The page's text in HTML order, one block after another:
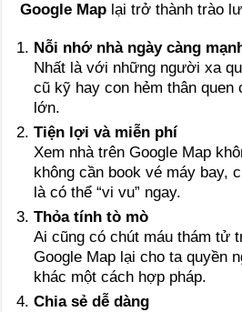
Google Map lại trở thành trào
Nỗi nhớ nhà ngày càng
Nhất là với những người xa
cũ kỹ hay con hẻm thân
lớn.
Tiện lợi và miễn phí
Xem nhà trên Google Map
không cần book vé máy bay,
là có thể “vi vu” ngay.
Thỏa tính tò mò
Ai cũng có chút máu thám tử
Google Map lại cho ta quyền
khác một cách hợp pháp.
Chia sẻ dễ dàng